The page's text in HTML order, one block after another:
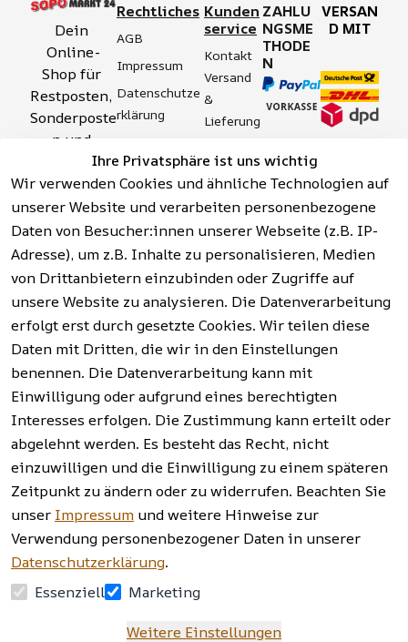
Ihre Privatsphäre ist uns wichtig
Wir verwenden Cookies und ähnliche Technologien auf
unserer Website und verarbeiten personenbezogene
Daten von Besucher:innen unserer Webseite (z.B. IP-
Adresse), um z.B. Inhalte zu personalisieren, Medien
von Drittanbietern einzubinden oder Zugriffe auf
unsere Website zu analysieren. Die Datenverarbeitung
erfolgt erst durch gesetzte Cookies. Wir teilen diese
Daten mit Dritten, die wir in den Einstellungen
benennen. Die Datenverarbeitung kann mit
Einwilligung oder aufgrund eines berechtigten
Interesses erfolgen. Die Zustimmung kann erteilt oder
abgelehnt werden. Es besteht das Recht, nicht
einzuwilligen und die Einwilligung zu einem späteren
Zeitpunkt zu ändern oder zu widerrufen. Beachten Sie
unser Impressum und weitere Hinweise zur
Verwendung personenbezogener Daten in unserer
Datenschutzerklärung.
Essenziell
Marketing
Weitere Einstellungen
Dein
Online-
Shop für
Restposten,
Sonderposte
n und
Aktionsartik
el rund um
Werkzeuge,
Garten,
Haushalt
und mehr.
Vertrag
widerrufen
Rechtliches
AGB
Impressum
Datenschutze
rklärung
tserklärung
Widerrufsrech
t
Hinweise zur
Batterieentso
rgung
Kunden
service
Kontakt
Versand
&
Lieferung
&
Sicherhei
t
Häufige
Fragen
(FAQ)
ZAHLU
NGSME
THODE
N
VERSAN
D MIT
Facebook |
Instagram |
Newsletter
AGB | Impressum |
Datenschutzerklärung |
Barrierefreiheitserklärung |
Widerrufsrecht